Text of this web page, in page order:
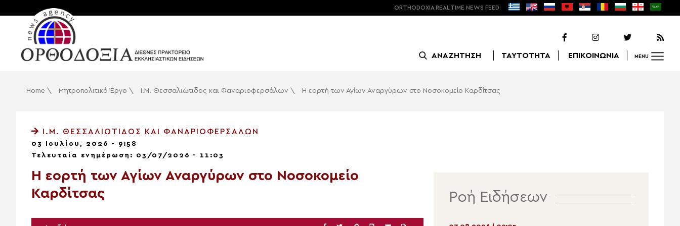
ORTHODOXIA REAL TIME NEWS FEED:
ΑΝΑΖΗΤΗΣΗ ΤΑΥΤΟΤΗΤΑ ΕΠΙΚΟΙΝΩΝΙΑ MENU
Home \ Μητροπολιτικό Έργο \ Ι.Μ. Θεσσαλιώτιδος και Φαναριοφερσάλων \ Η εορτή των Αγίων Αναργύρων στο Νοσοκομείο Καρδίτσας
Ι.Μ. ΘΕΣΣΑΛΙΏΤΙΔΟΣ ΚΑΙ ΦΑΝΑΡΙΟΦΕΡΣΆΛΩΝ
03 Ιουλίου, 2026 - 9:58
Τελευταία ενημέρωση: 03/07/2026 - 11:03
Η εορτή των Αγίων Αναργύρων στο Νοσοκομείο
Καρδίτσας
Ροή Ειδήσεων